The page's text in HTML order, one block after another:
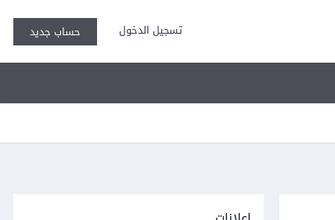
تسجيل الدخول حساب جديد